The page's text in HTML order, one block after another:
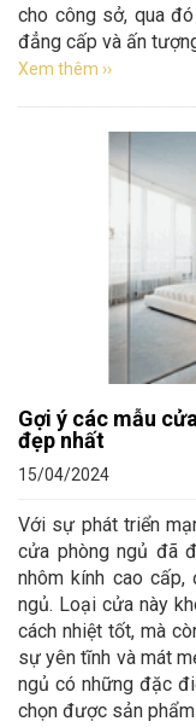
cho công sở, qua
đẳng cấp và ấn
Xem thêm ››
Gợi ý các mẫu
đẹp nhất
15/04/2024
Với sự phát triển
cửa phòng ngủ đã
nhôm kính cao
ngủ. Loại cửa này
cách nhiệt tốt, mà
sự yên tĩnh và mát
ngủ có những đặc
chọn được sản